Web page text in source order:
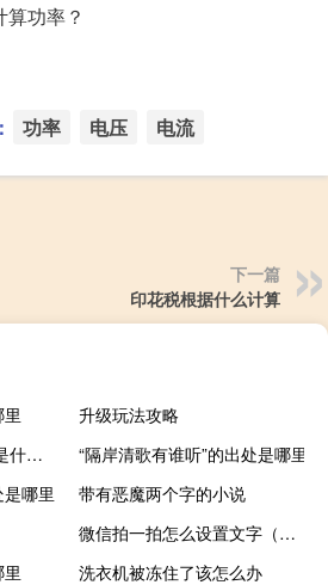
功率？
功率 电压 电流
下一篇
印花税根据什么计算
升级玩法攻略
银行卡未开通认证支付是什么意思（银行卡未开通认证支付是什么意思）
“隔岸清歌有谁听”的出处是哪里
哪里
带有恶魔两个字的小说
微信拍一拍怎么设置文字（微信拍一拍）
洗衣机被冻住了该怎么办